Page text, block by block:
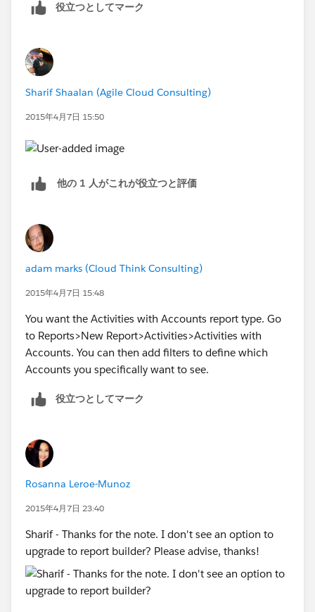
役立つとしてマーク
Sharif Shaalan (Agile Cloud Consulting)
2015年4月7日 15:50
他の 1 人がこれが役立つと評価
adam marks (Cloud Think Consulting)
2015年4月7日 15:48
You want the Activities with Accounts report type. Go
to Reports>New Report>Activities>Activities with
Accounts. You can then add filters to define which
Accounts you specifically want to see.
役立つとしてマーク
Rosanna Leroe-Munoz
2015年4月7日 23:40
Sharif - Thanks for the note. I don't see an option to
upgrade to report builder? Please advise, thanks!